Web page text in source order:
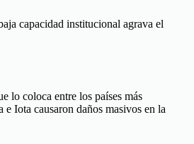
capacidad institucional agrava el
lo coloca entre los países más
Iota causaron daños masivos en la